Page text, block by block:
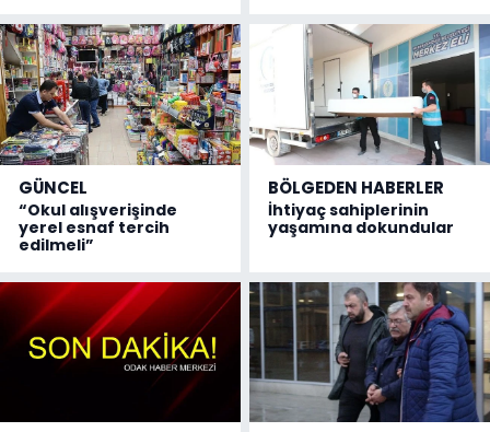
GÜNCEL
“Okul alışverişinde
yerel esnaf tercih
edilmeli”
BÖLGEDEN HABERLER
İhtiyaç sahiplerinin
yaşamına dokundular